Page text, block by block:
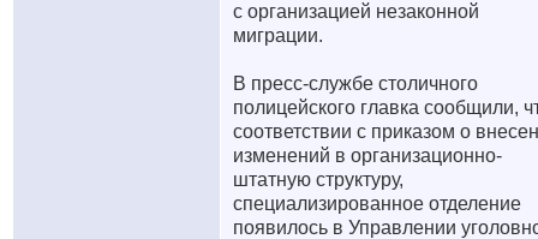
с организацией незаконной
миграции.
В пресс-службе столичного
полицейского главка сообщили,
соответствии с приказом о
изменений в организационно-
штатную структуру,
специализированное отделение
появилось в Управлении